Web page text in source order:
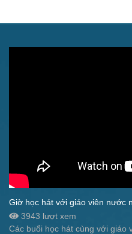
Giờ học hát với giáo viên nước
3943 lượt xem
Các buổi học hát cùng với giáo